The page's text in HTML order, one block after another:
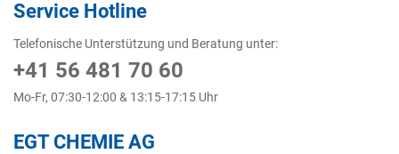
Service Hotline
Telefonische Unterstützung und Beratung unter:
+41 56 481 70 60
Mo-Fr, 07:30-12:00 & 13:15-17:15 Uhr
EGT CHEMIE AG